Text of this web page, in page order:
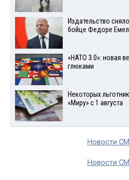
Издательство
бойце Федоре
«НАТО 3.0»: новая
глюками
Некоторых
«Миру» с 1 августа
Новости
Новости